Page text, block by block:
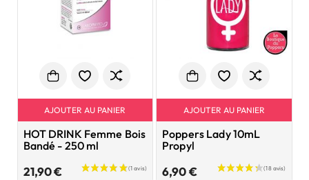
AJOUTER AU PANIER
HOT DRINK Femme Bois
Bandé - 250 ml
21,90 €Prix
AJOUTER AU PANIER
Poppers Lady 10mL
Propyl
6,90 €Prix